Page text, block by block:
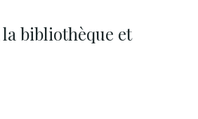
bibliothèque et